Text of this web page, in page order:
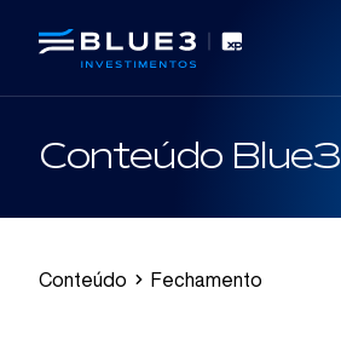
Conteúdo Blue3
Conteúdo Fechamento